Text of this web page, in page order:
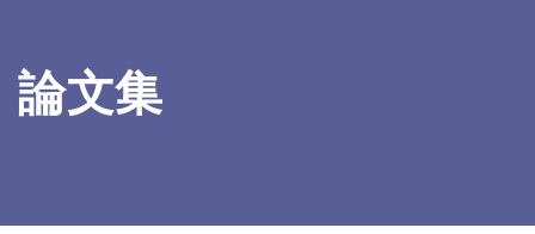
論文集